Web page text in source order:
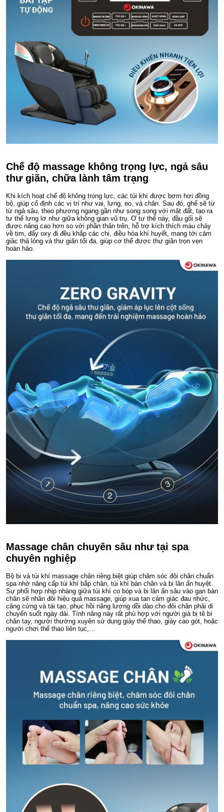
Chế độ massage không trọng lực, ngả sâu
thư giãn, chữa lành tâm trạng
Khi kích hoạt chế độ không trọng lực, các túi khí được bơm hơi đồng
bộ, giúp cố định các vị trí như vai, lưng, eo, và chân. Sau đó, ghế sẽ từ
từ ngả sâu, theo phương ngang gần như song song với mặt đất, tạo ra
tư thế lưng lơ như giữa không gian vũ trụ. Ơ tư thế này, đầu gối sẽ
được nâng cao hơn so với phần thân trên, hỗ trợ kích thích máu chảy
về tim, đẩy oxy đi đều khắp các chi, điều hòa khí huyết, mang tới cảm
giác thả lỏng và thư giãn tối đa, giúp cơ thể được thư giãn trọn vẹn
hoàn hảo.
Massage chân chuyên sâu như tại spa
chuyên nghiệp
Bộ bi và túi khí massage chân riêng biệt giúp chăm sóc đôi chân chuẩn
spa nhờ năng cấp túi khí bắp chân, túi khí bàn chân và bi lăn ấn huyệt.
Sự phối hợp nhịp nhàng giữa túi khí co bóp và bi lăn ấn sâu vào gan bàn
chân sẽ nhân đôi hiệu quả massage, giúp xua tan cảm giác đau nhức,
căng cứng và tái tạo, phục hồi năng lượng dồi dào cho đôi chân phải di
chuyển suốt ngày dài. Tính năng này rất phù hợp với người già bị tê bì
chân tay, người thường xuyên sử dụng giày thể thao, giày cao gót, hoặc
người chơi thể thao liên tục,…